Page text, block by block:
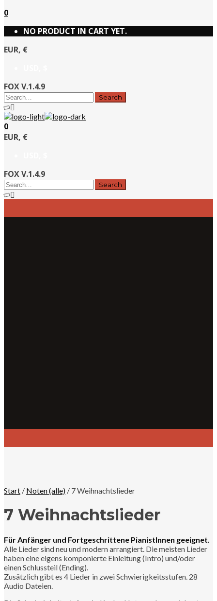
0
NO PRODUCT IN CART YET.
EUR, €
FOX V.1.4.9
0
EUR, €
FOX V.1.4.9
Start / Noten (alle) / 7 Weihnachtslieder
7 Weihnachtslieder
Für Anfänger und Fortgeschrittene PianistInnen geeignet.
Alle Lieder sind neu und modern arrangiert. Die meisten Lieder
haben eine eigens komponierte Einleitung (Intro) und/oder
einen Schlussteil (Ending).
Zusätzlich gibt es 4 Lieder in zwei Schwierigkeitsstufen. 28
Audio Dateien.